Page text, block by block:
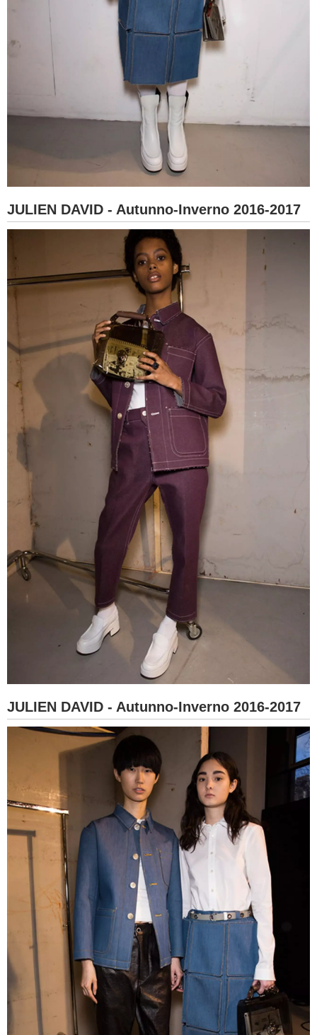
JULIEN DAVID - Autunno-Inverno 2016-2017
JULIEN DAVID - Autunno-Inverno 2016-2017